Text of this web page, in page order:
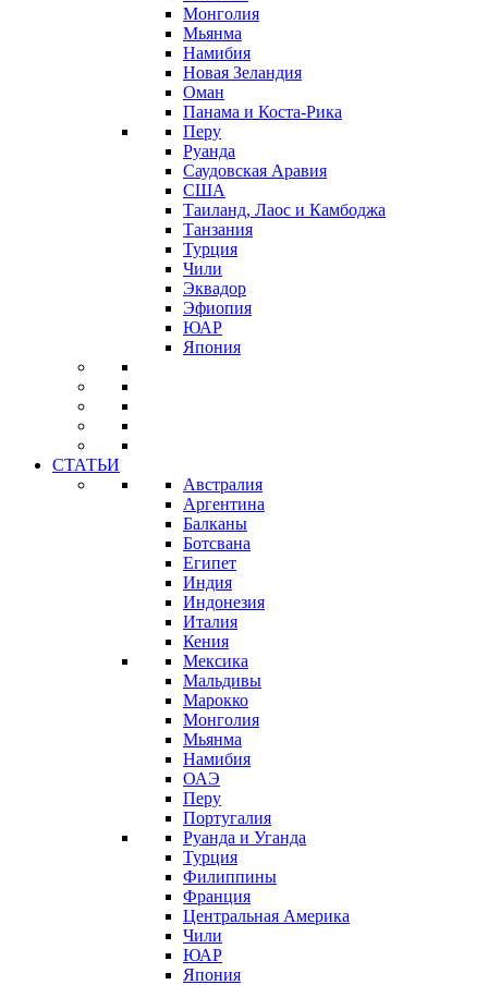
Монголия
Мьянма
Намибия
Новая Зеландия
Оман
Панама и Коста-Рика
Перу
Руанда
Саудовская Аравия
США
Таиланд, Лаос и Камбоджа
Танзания
Турция
Чили
Эквадор
Эфиопия
ЮАР
Япония
СТАТЬИ
Австралия
Аргентина
Балканы
Ботсвана
Египет
Индия
Индонезия
Италия
Кения
Мексика
Мальдивы
Марокко
Монголия
Мьянма
Намибия
ОАЭ
Перу
Португалия
Руанда и Уганда
Турция
Филиппины
Франция
Центральная Америка
Чили
ЮАР
Япония